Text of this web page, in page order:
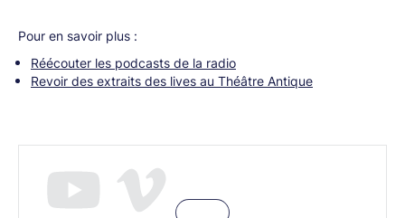
Pour en savoir plus :
Réécouter les podcasts de la radio
Revoir des extraits des lives au Théâtre Antique